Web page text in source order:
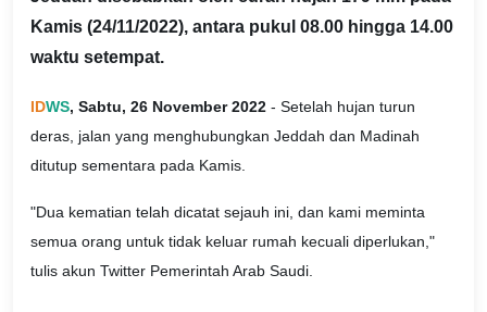
Kamis (24/11/2022), antara pukul 08.00 hingga 14.00
waktu setempat.
IDWS, Sabtu, 26 November 2022 - Setelah hujan turun
deras, jalan yang menghubungkan Jeddah dan Madinah
ditutup sementara pada Kamis.
"Dua kematian telah dicatat sejauh ini, dan kami meminta
semua orang untuk tidak keluar rumah kecuali diperlukan,"
tulis akun Twitter Pemerintah Arab Saudi.